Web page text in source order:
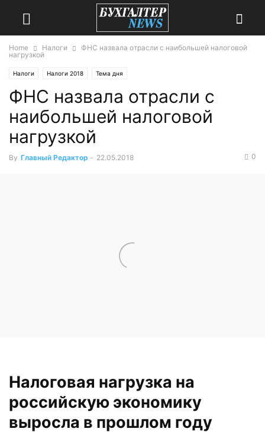
Home Налоги
ФНС назвала отрасли с наибольшей налоговой
нагрузкой
Налоги Налоги 2018 Тема дня
ФНС назвала отрасли с
наибольшей налоговой
нагрузкой
By Главный Редактор - 22.05.2018 0
Налоговая нагрузка на
российскую экономику
выросла в прошлом году